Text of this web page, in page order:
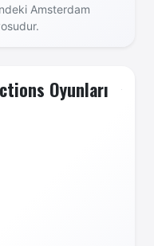
Amsterdam
Oyunları